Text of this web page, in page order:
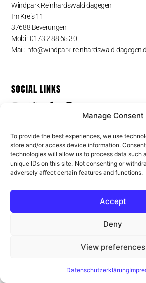
Manage Consent
To provide the best experiences, we use
store and/or access device information.
technologies will allow us to process data such
unique IDs on this site. Not consenting or
adversely affect certain features and functions.
Accept
Deny
View preferences
Datenschutzerklärung
Windpark Reinhardswald dagegen
Im Kreis 11
37688 Beverungen
Mobil: 0173 2 88 65 30
Mail: info@windpark-reinhardswald-
SOCIAL LINKS
PRESS MEDIA
Pond5 Photo & Video Media
Shutterstock Photo Media
LINKS
© Windpark Reinhardswald